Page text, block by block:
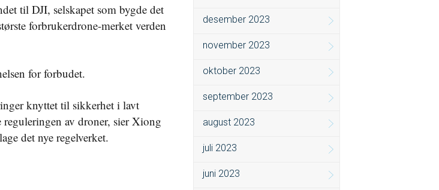
til DJI, selskapet som bygde det
forbrukerdrone-merket verden
for forbudet.
knyttet til sikkerhet i lavt
av droner, sier Xiong
det nye regelverket.
desember 2023
november 2023
oktober 2023
september 2023
august 2023
juli 2023
juni 2023